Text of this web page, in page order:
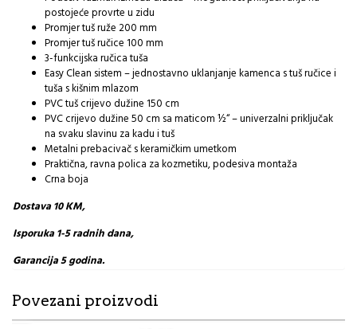
postojeće provrte u zidu
Promjer tuš ruže 200 mm
Promjer tuš ručice 100 mm
3-funkcijska ručica tuša
Easy Clean sistem – jednostavno uklanjanje kamenca s tuš ručice i
tuša s kišnim mlazom
PVC tuš crijevo dužine 150 cm
PVC crijevo dužine 50 cm sa maticom ½“ – univerzalni priključak
na svaku slavinu za kadu i tuš
Metalni prebacivač s keramičkim umetkom
Praktična, ravna polica za kozmetiku, podesiva montaža
Crna boja
Dostava 10 KM,
Isporuka 1-5 radnih dana,
Garancija 5 godina.
Povezani proizvodi